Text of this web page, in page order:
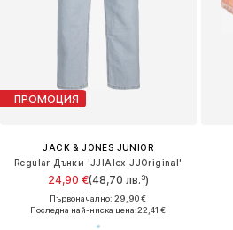
ПРОМОЦИЯ
JACK & JONES JUNIOR
Regular Дънки 'JJIAlex JJOriginal'
24,90 €(48,70 лв.³)
Първоначално: 29,90 €
Последна най-ниска цена:22,41 €